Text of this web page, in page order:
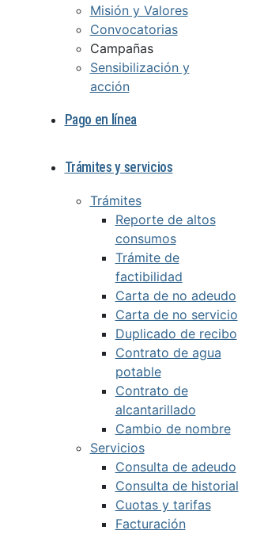
Misión y Valores
Convocatorias
Campañas
Sensibilización y
acción
Pago en línea
Trámites y servicios
Trámites
Reporte de altos
consumos
Trámite de
factibilidad
Carta de no adeudo
Carta de no servicio
Duplicado de recibo
Contrato de agua
potable
Contrato de
alcantarillado
Cambio de nombre
Servicios
Consulta de adeudo
Consulta de historial
Cuotas y tarifas
Facturación